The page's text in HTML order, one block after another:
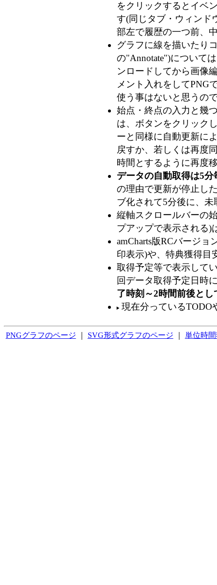
をクリックするとイベ
す(同じタブ・ウィンド
部左で履歴の一つ前、
グラフに線を描いたり
の"Annotate")について
ンロードしてから画像
メント入れをしてPNG
使う事はないと思うの
始点・終点の入力と幾
は、ボタンをクリック
ーと同様に自動更新に
戻すか、若しくは再度
時間とするように再度
データの自動取得は5分
の理由で更新が停止し
ブ化されて5分後に、
縦軸スクロールバーの
プアップで表示される)
amCharts版RCバージ
印表示)や、特典獲得目
取得予定等で表示して
回データ取得予定日時
了時刻～2時間前後と
現在分っているTODO
PNGグラフのページ SVG形式グラフのページ 単位時間